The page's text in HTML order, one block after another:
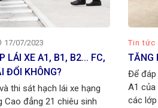
17/07/2023
LÁI XE A1, B1, B2... FC,
ĐỔI KHÔNG?
thi sát hạch lái xe hạng
Cao đẳng 21 chiêu sinh
Tin tức
TĂNG
Để đáp
A1 của
các lớp